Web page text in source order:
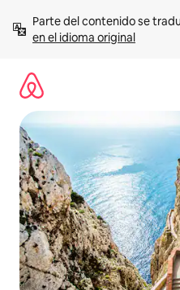
contenido
Parte del contenido se
en el idioma original